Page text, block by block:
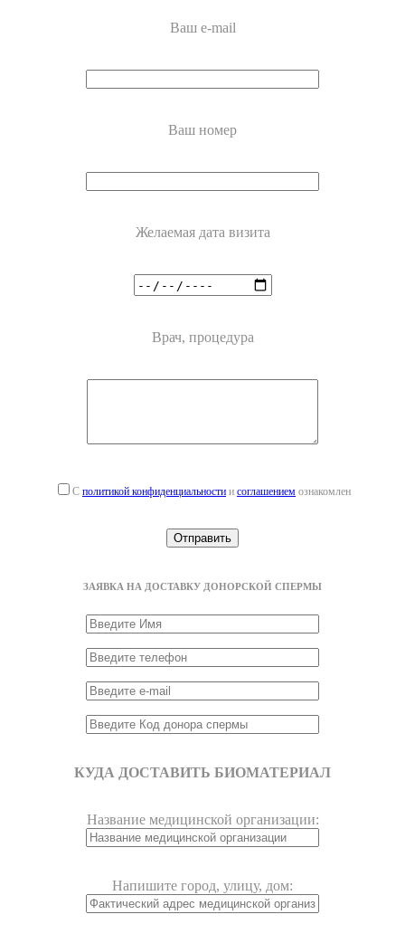
Ваш e-mail
Ваш номер
Желаемая дата визита
Врач, процедура
С политикой конфиденциальности и соглашением ознакомлен
ЗАЯВКА НА ДОСТАВКУ ДОНОРСКОЙ СПЕРМЫ
КУДА ДОСТАВИТЬ БИОМАТЕРИАЛ
Название медицинской организации:
Напишите город, улицу, дом: